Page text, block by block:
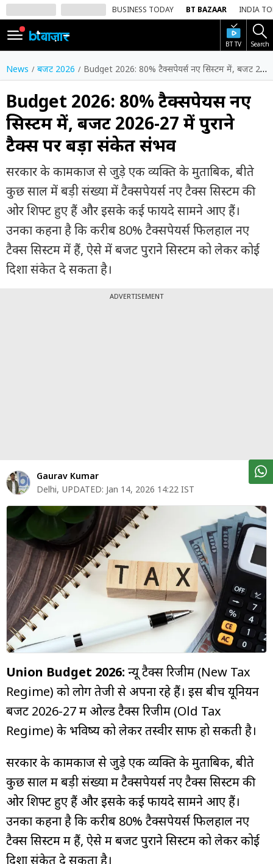
BUSINESS TODAY BT BAZAAR INDIA
BT TV Search
SIGN
IN
Dark
Mode
होम
शेयर
बाज़ार
वीडियो
ट्रेंडिंग
बिजनेस
न्यूज
पर्सनल
ट्रेंडिंग
बिजनेस
न्यूज
म्यूचुअल
फंड
News बजट 2026 Budget 2026: 80% टैक्सपेयर्स नए सिस्टम में, बजट 2026-27 में पुराने टैक्स पर बड़ा संकेत संभव
Budget 2026: 80% टैक्सपेयर्स नए
सिस्टम में, बजट 2026-27 में पुराने
टैक्स पर बड़ा संकेत संभव
सरकार के कामकाज से जुड़े एक व्यक्ति के मुताबिक, बीते
कुछ साल में बड़ी संख्या में टैक्सपेयर्स नए टैक्स सिस्टम की
ओर शिफ्ट हुए हैं और इसके कई फायदे सामने आए हैं।
उनका कहना है कि करीब 80% टैक्सपेयर्स फिलहाल नए
टैक्स सिस्टम में हैं, ऐसे में बजट पुराने सिस्टम को लेकर कोई
दिशा संकेत दे सकता है।
ADVERTISEMENT
Gaurav Kumar
Delhi, UPDATED: Jan 14, 2026 14:22 IST
Union Budget 2026: न्यू टैक्स रिजीम (New Tax
Regime) को लोग तेजी से अपना रहे हैं। इस बीच यूनियन
बजट 2026-27 में ओल्ड टैक्स रिजीम (Old Tax
Regime) के भविष्य को लेकर तस्वीर साफ हो सकती है।
सरकार के कामकाज से जुड़े एक व्यक्ति के मुताबिक, बीते
कुछ साल में बड़ी संख्या में टैक्सपेयर्स नए टैक्स सिस्टम की
ओर शिफ्ट हुए हैं और इसके कई फायदे सामने आए हैं।
उनका कहना है कि करीब 80% टैक्सपेयर्स फिलहाल नए
टैक्स सिस्टम में हैं, ऐसे में बजट पुराने सिस्टम को लेकर कोई
दिशा संकेत दे सकता है।